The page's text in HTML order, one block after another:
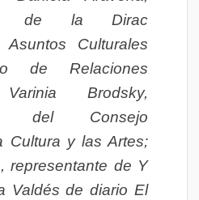
de la Dirac
Culturales
de Relaciones
Brodsky,
del Consejo
Cultura y las Artes;
representante de Y
Valdés de diario El